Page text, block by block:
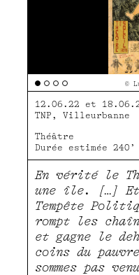
©
12.06.22 et
TNP, Villeurbanne
Théâtre
Durée estimée
En vérité le
une île. […] Et
Tempête
rompt les
et gagne le
coins du
sommes pas